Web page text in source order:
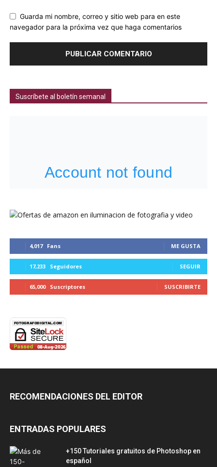
Guarda mi nombre, correo y sitio web para en este
navegador para la próxima vez que haga comentarios
Suscríbete al boletín semanal
4,017 Fans ME GUSTA
17,233 Seguidores SEGUIR
65,000 Suscriptores SUSCRIBIRTE
RECOMENDACIONES DEL EDITOR
ENTRADAS POPULARES
+150 Tutoriales gratuitos de Photoshop en
español